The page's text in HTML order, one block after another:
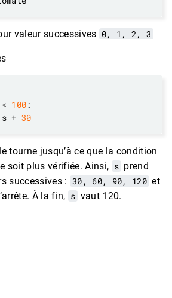
valeur successives 0, 1, 2, 3
< 100
s + 30
tourne jusqu’à ce que la condition
soit plus vérifiée. Ainsi, s prend
successives : 30, 60, 90, 120 et
À la fin, s vaut 120.